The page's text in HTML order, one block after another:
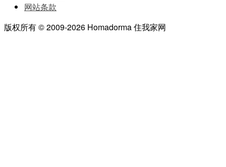
网站条款
版权所有 © 2009-2026 Homadorma 住我家网